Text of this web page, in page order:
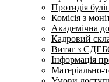
Протидія
Комісія з
Академічна
Кадровий
Витяг з ЄДЕБО
Інформація
Матеріально-